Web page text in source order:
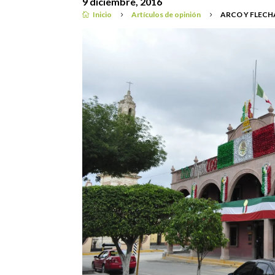
 Inicio 5 Artículos de opinión 5 ARCO Y